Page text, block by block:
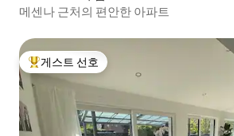
메센나 근처의 편안한 아파트
상위 게스트 선호
게스트 선호